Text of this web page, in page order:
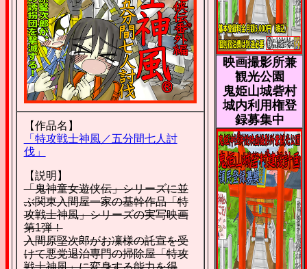
【作品名】
「特攻戦士神風／五分間七人討
伐」
【説明】
「鬼神童女遊侠伝」シリーズに並
ぶ関東入間屋一家の基幹作品「特
攻戦士神風」シリーズの実写映画
第1弾！
入間原堅次郎がお凜様の託宣を受
けて悪党退治専門の掃除屋「特攻
戦士神風」に変身する能力を得
映画撮影所兼
観光公園
鬼姫山城砦村
城内利用権登
録募集中